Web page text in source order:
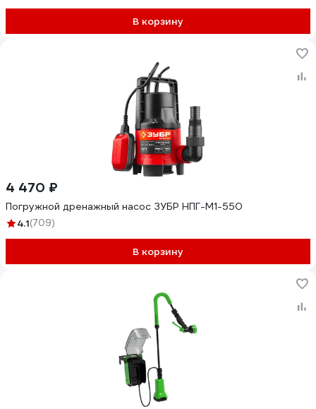
В корзину
4 470 ₽
Погружной дренажный насос ЗУБР НПГ-М1-550
4.1(709)
В корзину